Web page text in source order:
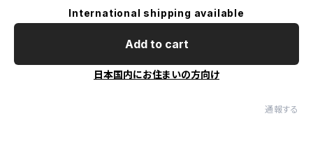
International shipping available
Add to cart
日本国内にお住まいの方向け
通報する